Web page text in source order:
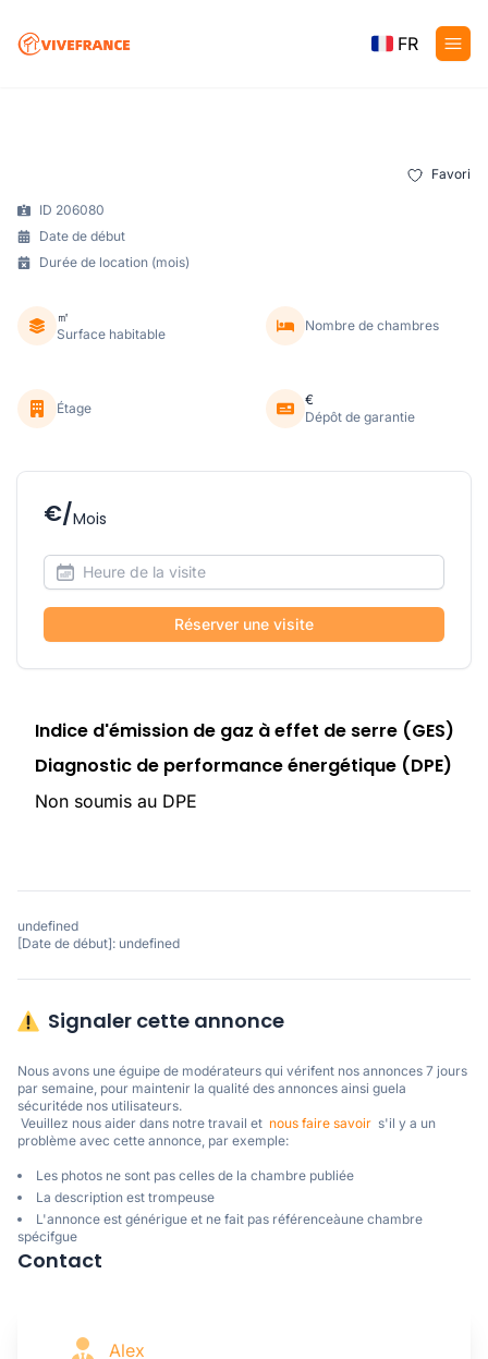
FR
Favori
ID 206080
Date de début
Durée de location (mois)
㎡
Surface habitable
Nombre de chambres
Étage
€
Dépôt de garantie
€/Mois
Réserver une visite
Indice d'émission de gaz à effet de serre (GES)
Diagnostic de performance énergétique (DPE)
Non soumis au DPE
undefined
[Date de début]: undefined
Signaler cette annonce
Nous avons une éguipe de modérateurs qui vérifent nos annonces 7 jours
par semaine, pour maintenir la qualité des annonces ainsi guela
sécuritéde nos utilisateurs.
Veuillez nous aider dans notre travail et nous faire savoir
  s'il y a un
problème avec cette annonce, par exemple:
Les photos ne sont pas celles de la chambre publiée
La description est trompeuse
L'annonce est générigue et ne fait pas référenceàune chambre
spécifgue
Contact
Alex